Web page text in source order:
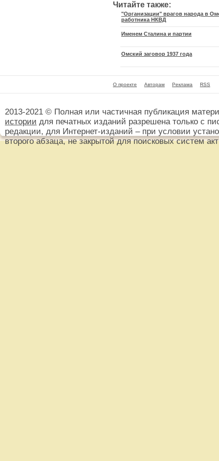
Читайте также:
"Организации" врагов народа в
работника НКВД
Именем Сталина и партии
Омский заговор 1937 года
О проекте Авторам Реклама RSS
2013-2021 © Полная или частичная публикация
истории для печатных изданий разрешена только с
редакции, для Интернет-изданий – при условии
второго абзаца, не закрытой для поисковых систем